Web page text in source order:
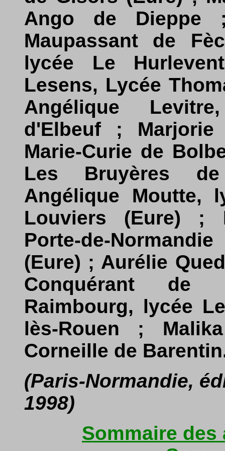
Ango de Dieppe
Maupassant de
lycée Le
Lesens, Lycée
Angélique
d'Elbeuf ;
Marie-Curie de
Les Bruyères de
Angélique Moutte,
Louviers (Eure) ;
Porte-de-
(Eure) ; Aurélie
Conquérant de
Raimbourg, lycée
lès-Rouen ;
Corneille de
(Paris-Normandie,
1998)
Sommaire des